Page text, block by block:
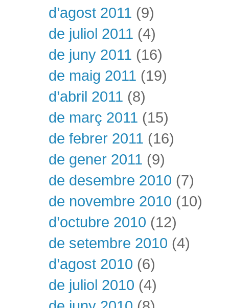
d’agost 2011 (9)
de juliol 2011 (4)
de juny 2011 (16)
de maig 2011 (19)
d’abril 2011 (8)
de març 2011 (15)
de febrer 2011 (16)
de gener 2011 (9)
de desembre 2010 (7)
de novembre 2010 (10)
d’octubre 2010 (12)
de setembre 2010 (4)
d’agost 2010 (6)
de juliol 2010 (4)